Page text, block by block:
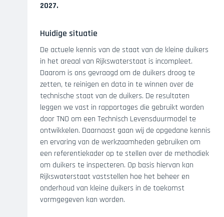
2027.
Huidige situatie
De actuele kennis van de staat van de kleine duikers
in het areaal van Rijkswaterstaat is incompleet.
Daarom is ons gevraagd om de duikers droog te
zetten, te reinigen en data in te winnen over de
technische staat van de duikers. De resultaten
leggen we vast in rapportages die gebruikt worden
door TNO om een Technisch Levensduurmodel te
ontwikkelen. Daarnaast gaan wij de opgedane kennis
en ervaring van de werkzaamheden gebruiken om
een referentiekader op te stellen over de methodiek
om duikers te inspecteren. Op basis hiervan kan
Rijkswaterstaat vaststellen hoe het beheer en
onderhoud van kleine duikers in de toekomst
vormgegeven kan worden.